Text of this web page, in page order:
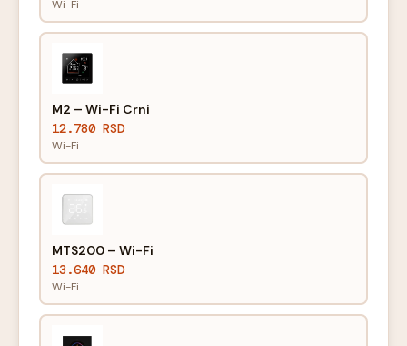
Wi-Fi
M2 – Wi-Fi Crni
12.780 RSD
Wi-Fi
MTS200 – Wi-Fi
13.640 RSD
Wi-Fi